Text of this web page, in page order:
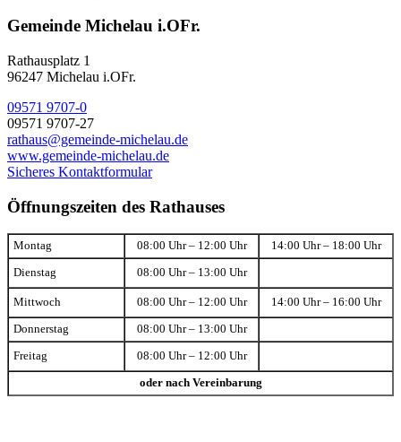
Gemeinde Michelau i.OFr.
Rathausplatz 1
96247 Michelau i.OFr.
09571 9707-0
09571 9707-27
rathaus@gemeinde-michelau.de
www.gemeinde-michelau.de
Sicheres Kontaktformular
Öffnungszeiten des Rathauses
Montag 08:00 Uhr – 12:00 Uhr 14:00 Uhr – 18:00 Uhr
Dienstag 08:00 Uhr – 13:00 Uhr
Mittwoch 08:00 Uhr – 12:00 Uhr 14:00 Uhr – 16:00 Uhr
Donnerstag 08:00 Uhr – 13:00 Uhr
Freitag 08:00 Uhr – 12:00 Uhr
oder nach Vereinbarung